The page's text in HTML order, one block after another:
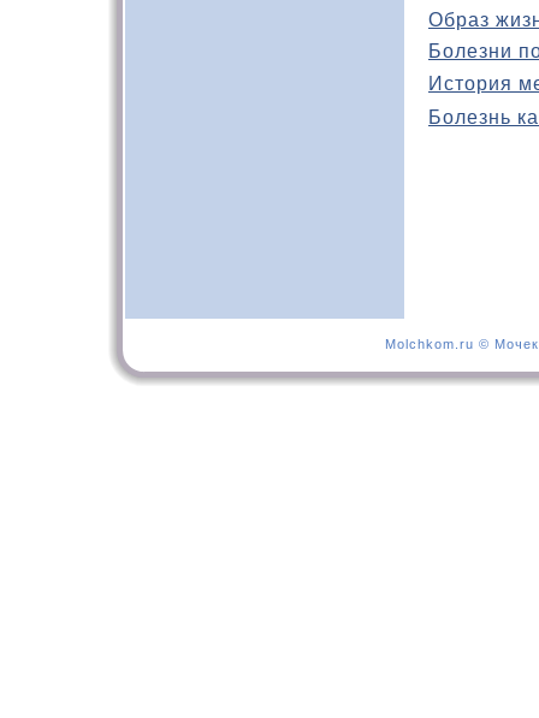
Образ
Болезни
История
Болезнь
Molchkom.ru ©